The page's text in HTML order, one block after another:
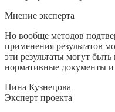
Мнение эксперта
Но вообще методов
применения результатов
эти результаты могут
нормативные документы и
Нина Кузнецова
Эксперт проекта